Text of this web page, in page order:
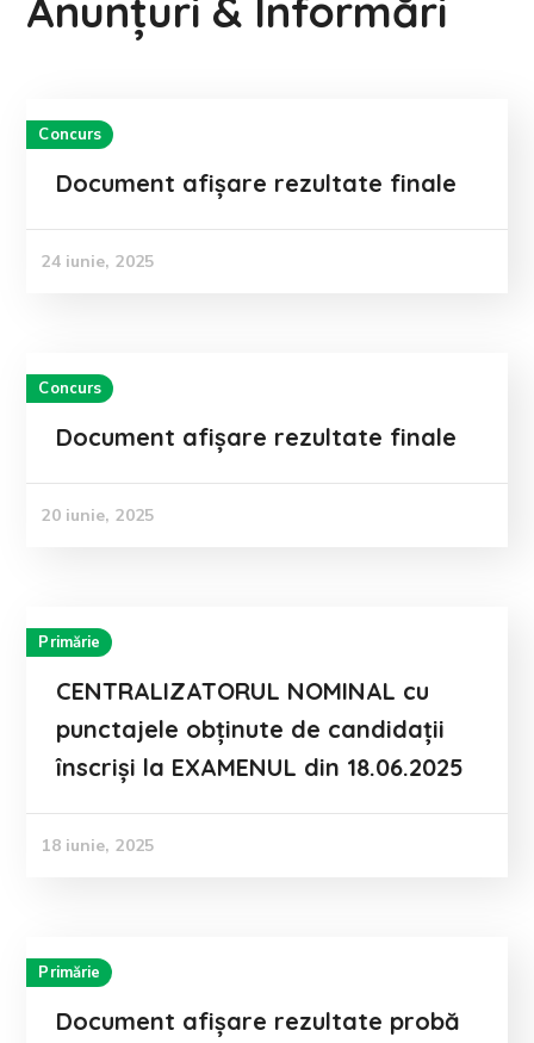
Anunțuri & Informări
Concurs
Document afișare rezultate finale
24 iunie, 2025
Concurs
Document afișare rezultate finale
20 iunie, 2025
Primărie
CENTRALIZATORUL NOMINAL cu
punctajele obținute de candidații
înscriși la EXAMENUL din 18.06.2025
18 iunie, 2025
Primărie
Document afișare rezultate probă